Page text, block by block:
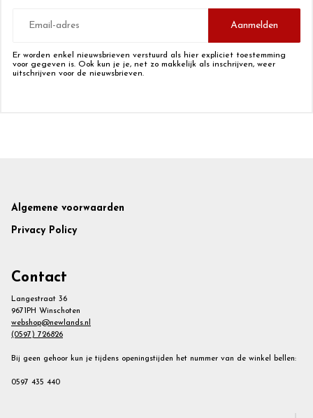
mailadres
Aanmelden
Er worden enkel nieuwsbrieven verstuurd als hier expliciet toestemming
voor gegeven is. Ook kun je je, net zo makkelijk als inschrijven, weer
uitschrijven voor de nieuwsbrieven.
Footer
Algemene voorwaarden
Privacy Policy
Contact
Langestraat 36
9671PH Winschoten
webshop@newlands.nl
(0597) 726826
Bij geen gehoor kun je tijdens openingstijden het nummer van de winkel bellen:
0597 435 440